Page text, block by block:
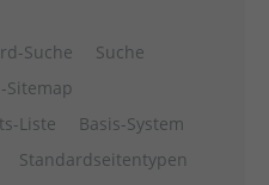
Suche
Suche
Sitemap
Liste
Basis-System
Standardseitentypen